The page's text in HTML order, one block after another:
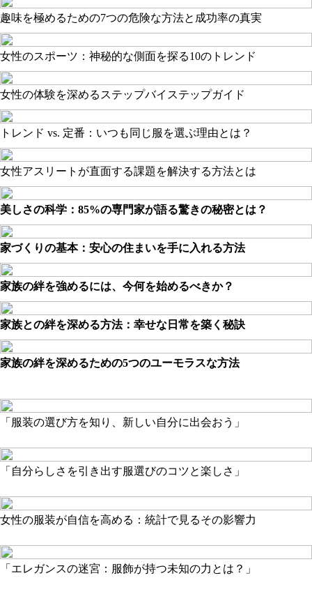
趣味を極めるための7つの危険な方法と成功率の真実
女性のスポーツ：神秘的な側面を探る10のトレンド
女性の体験を深めるステップバイステップガイド
トレンド vs. 定番：いつも同じ服を選ぶ理由とは？
女性アスリートが直面する課題を解決する方法とは
美しさの科学：85%の専門家が語る驚きの秘密とは？
家づくりの基本：安心の住まいを手に入れる方法
家族の絆を強めるには、今何を始めるべきか？
家族との絆を深める方法：幸せな日常を築く秘訣
家族の絆を深めるための5つのユーモラスな方法
「服装の選び方を知り、新しい自分に出会おう」
「自分らしさを引き出す服選びのコツと楽しさ」
女性の服装が自信を高める：統計で見るその影響力
「エレガンスの迷宮：服飾が持つ未知の力とは？」